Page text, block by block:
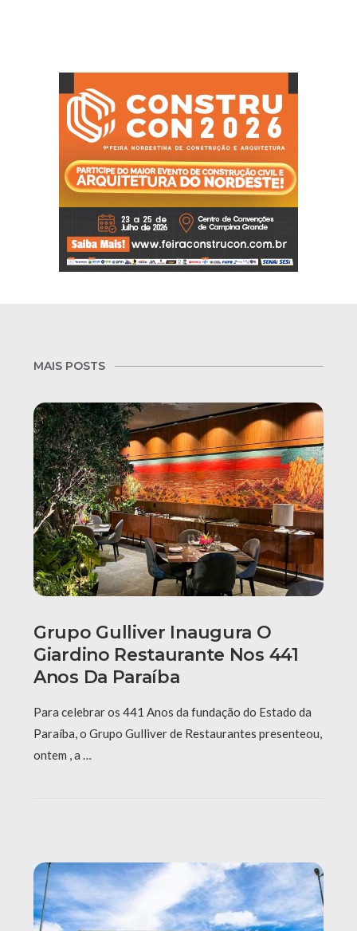
MAIS POSTS
Grupo Gulliver Inaugura O
Giardino Restaurante Nos 441
Anos Da Paraíba
Para celebrar os 441 Anos da fundação do Estado da
Paraíba, o Grupo Gulliver de Restaurantes presenteou,
ontem , a …